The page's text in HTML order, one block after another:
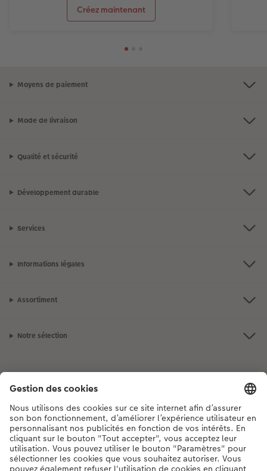
Créez maintenant
Moyens de paiement
Mode de livraison
Qualité et sécurité
Développement durable
Services
Informations légales
Assortiment
Notre sélection
Si vous avez des questions concernant nos produits ou votre commande,
n'hésitez pas à nous contacter du lundi au dimanche, de 9h00 à 20h00
(hors jours fériés), au numéro de téléphone044 499 00 12• 7j/7 • de 9h à
20h